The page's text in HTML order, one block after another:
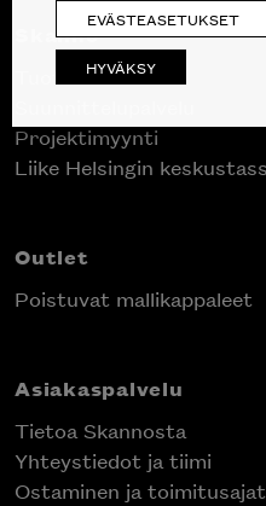
Skanno
Tuotteet
Projektimyynti
Liike Helsingin
Outlet
Poistuvat mallikappaleet
Asiakaspalvelu
Tietoa Skannosta
Yhteystiedot ja tiimi
Ostaminen ja toimitusajat
EVÄSTEASETUKSET
HYVÄKSY